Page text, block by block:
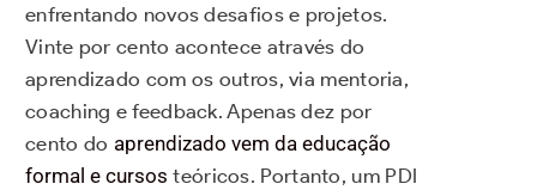
enfrentando novos desafios e projetos.
Vinte por cento acontece através do
aprendizado com os outros, via mentoria,
coaching e feedback. Apenas dez por
cento do aprendizado vem da educação
formal e cursos teóricos. Portanto, um PDI